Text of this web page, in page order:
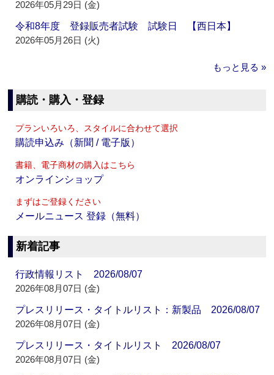
2026年05月29日 (金)
令和8年度 登録販売者試験 試験日 【西日本】
2026年05月26日 (火)
もっと見る »
購読・購入・登録
プランいろいろ、スタイルに合わせて選択
購読申込み（新聞 / 電子版）
書籍、電子商材の購入はこちら
オンラインショップ
まずはご登録ください
メールニュース 登録（無料）
新着記事
行政情報リスト 2026/08/07
2026年08月07日 (金)
プレスリリース・タイトルリスト：新製品 2026/08/07
2026年08月07日 (金)
プレスリリース・タイトルリスト 2026/08/07
2026年08月07日 (金)